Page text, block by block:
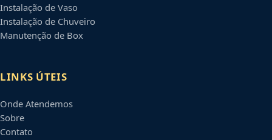
Instalação de Vaso
Instalação de Chuveiro
Manutenção de Box
LINKS ÚTEIS
Onde Atendemos
Sobre
Contato